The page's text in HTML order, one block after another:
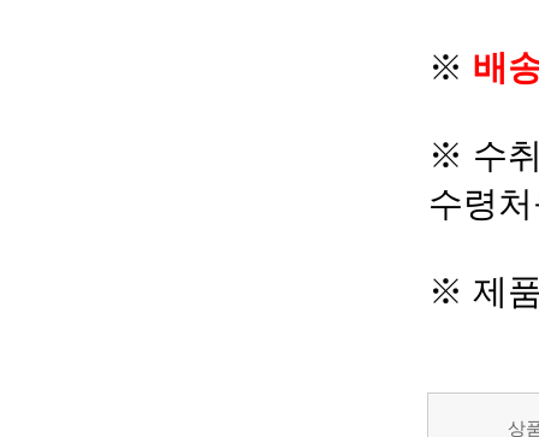
※ 배
※ 수
수령
※ 제
상